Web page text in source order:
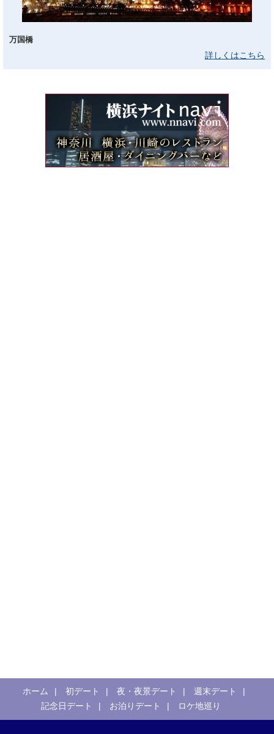
万国橋
詳しくはこちら
ホーム 初デート 夜・夜景デート
週末デート
記念日デート
お泊りデート ロケ地巡り